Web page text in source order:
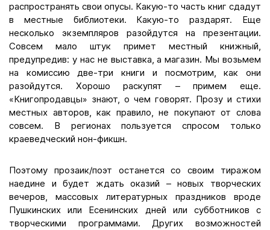
распространять свои опусы. Какую-то часть книг сдадут
в местные библиотеки. Какую-то раздарят. Еще
несколько экземпляров разойдутся на презентации.
Совсем мало штук примет местный книжный,
предупредив: у нас не выставка, а магазин. Мы возьмем
на комиссию две-три книги и посмотрим, как они
разойдутся. Хорошо раскупят – примем еще.
«Книгопродавцы» знают, о чем говорят. Прозу и стихи
местных авторов, как правило, не покупают от слова
совсем. В регионах пользуется спросом только
краеведческий нон-фикшн.
Поэтому прозаик/поэт останется со своим тиражом
наедине и будет ждать оказий – новых творческих
вечеров, массовых литературных праздников вроде
Пушкинских или Есенинских дней или субботников с
творческими программами. Других возможностей